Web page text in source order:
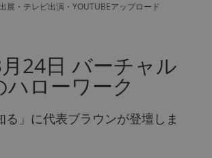
展・テレビ出演・YOUTUBEアップロード
24日 バーチャル
ローワーク
る」に代表ブラウンが登壇しま